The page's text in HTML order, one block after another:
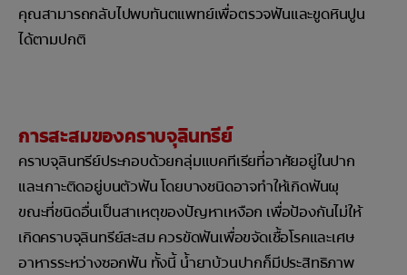
คุณสามารถกลับไปพบทันตแพทย์เพื่อตรวจฟันและขูดหินปูน
ได้ตามปกติ
การสะสมของคราบจุลินทรีย์
คราบจุลินทรีย์ประกอบด้วยกลุ่มแบคทีเรียที่อาศัยอยู่ในปาก
และเกาะติดอยู่บนตัวฟัน โดยบางชนิดอาจทำให้เกิดฟันผุ
ขณะที่ชนิดอื่นเป็นสาเหตุของปัญหาเหงือก เพื่อป้องกันไม่ให้
เกิดคราบจุลินทรีย์สะสม ควรขัดฟันเพื่อขจัดเชื้อโรคและเศษ
อาหารระหว่างซอกฟัน ทั้งนี้ น้ำยาบ้วนปากก็มีประสิทธิภาพ